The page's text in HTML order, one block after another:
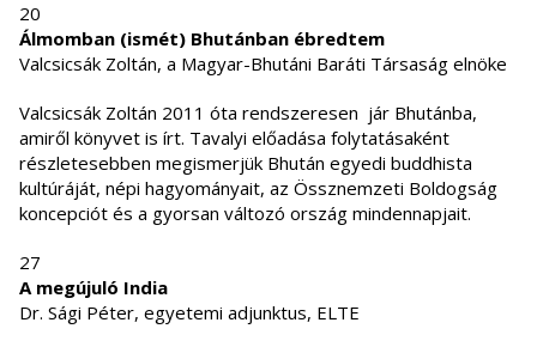
20
Álmomban (ismét) Bhutánban ébredtem
Valcsicsák Zoltán, a Magyar-Bhutáni Baráti Társaság elnöke
Valcsicsák Zoltán 2011 óta rendszeresen jár Bhutánba,
amiről könyvet is írt. Tavalyi előadása folytatásaként
részletesebben megismerjük Bhután egyedi buddhista
kultúráját, népi hagyományait, az Össznemzeti Boldogság
koncepciót és a gyorsan változó ország mindennapjait.
27
A megújuló India
Dr. Sági Péter, egyetemi adjunktus, ELTE